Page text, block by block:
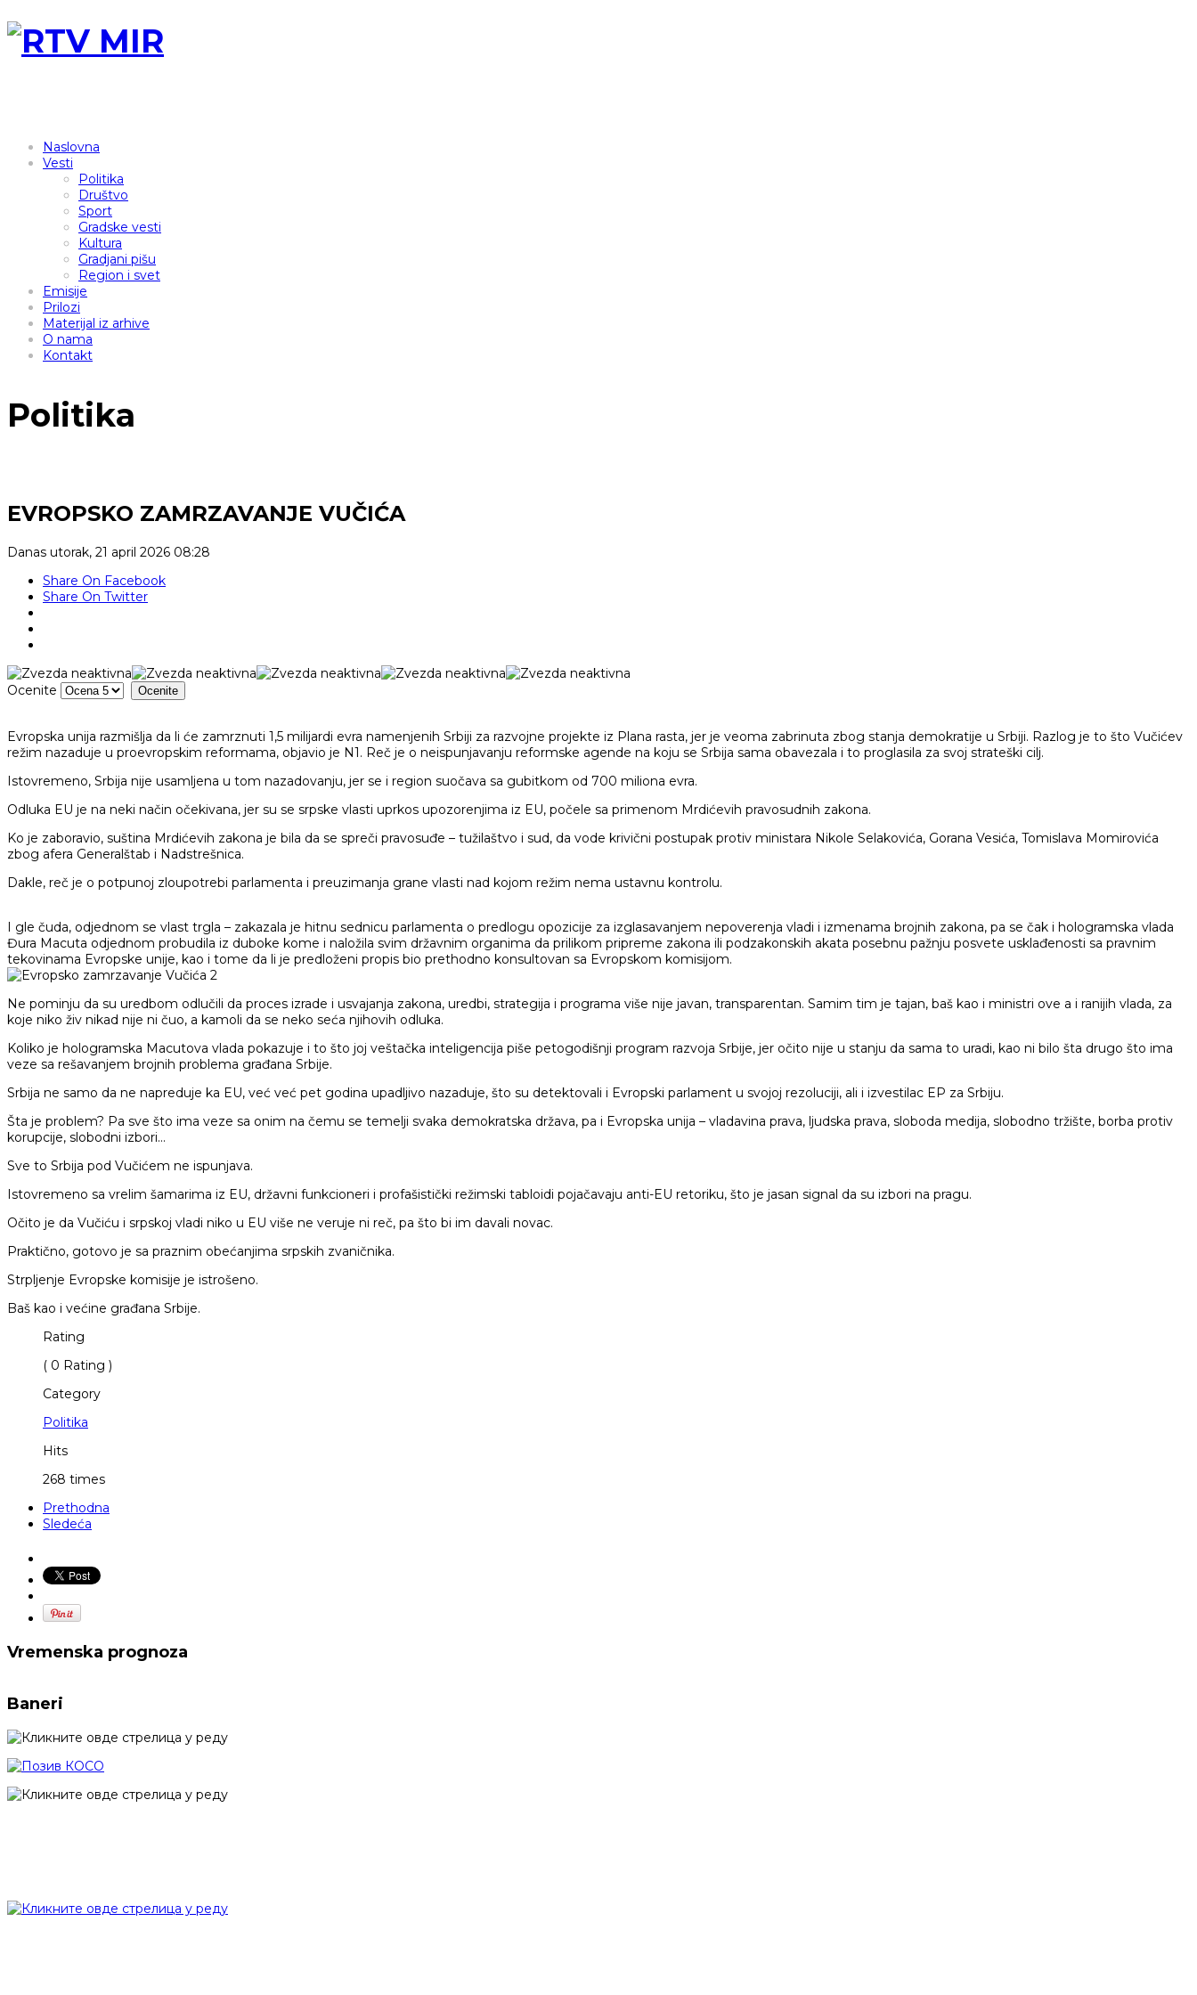
Naslovna
Vesti
Politika
Društvo
Sport
Gradske vesti
Kultura
Gradjani pišu
Region i svet
Emisije
Prilozi
Materijal iz arhive
O nama
Kontakt
Politika
EVROPSKO ZAMRZAVANJE VUČIĆA
Danas utorak, 21 april 2026 08:28
Share On Facebook
Share On Twitter
Ocenite
Evropska unija razmišlja da li će zamrznuti 1,5 milijardi evra namenjenih Srbiji za razvojne projekte iz Plana rasta, jer je veoma zabrinuta zbog stanja demokratije u Srbiji. Razlog je to što Vučićev
režim nazaduje u proevropskim reformama, objavio je N1. Reč je o neispunjavanju reformske agende na koju se Srbija sama obavezala i to proglasila za svoj strateški cilj.
Istovremeno, Srbija nije usamljena u tom nazadovanju, jer se i region suočava sa gubitkom od 700 miliona evra.
Odluka EU je na neki način očekivana, jer su se srpske vlasti uprkos upozorenjima iz EU, počele sa primenom Mrdićevih pravosudnih zakona.
Ko je zaboravio, suština Mrdićevih zakona je bila da se spreči pravosuđe – tužilaštvo i sud, da vode krivični postupak protiv ministara Nikole Selakovića, Gorana Vesića, Tomislava Momirovića
zbog afera Generalštab i Nadstrešnica.
Dakle, reč je o potpunoj zloupotrebi parlamenta i preuzimanja grane vlasti nad kojom režim nema ustavnu kontrolu.
I gle čuda, odjednom se vlast trgla – zakazala je hitnu sednicu parlamenta o predlogu opozicije za izglasavanjem nepoverenja vladi i izmenama brojnih zakona, pa se čak i hologramska vlada
Đura Macuta odjednom probudila iz duboke kome i naložila svim državnim organima da prilikom pripreme zakona ili podzakonskih akata posebnu pažnju posvete usklađenosti sa pravnim
tekovinama Evropske unije, kao i tome da li je predloženi propis bio prethodno konsultovan sa Evropskom komisijom.
Ne pominju da su uredbom odlučili da proces izrade i usvajanja zakona, uredbi, strategija i programa više nije javan, transparentan. Samim tim je tajan, baš kao i ministri ove a i ranijih vlada, za
koje niko živ nikad nije ni čuo, a kamoli da se neko seća njihovih odluka.
Koliko je hologramska Macutova vlada pokazuje i to što joj veštačka inteligencija piše petogodišnji program razvoja Srbije, jer očito nije u stanju da sama to uradi, kao ni bilo šta drugo što ima
veze sa rešavanjem brojnih problema građana Srbije.
Srbija ne samo da ne napreduje ka EU, već već pet godina upadljivo nazaduje, što su detektovali i Evropski parlament u svojoj rezoluciji, ali i izvestilac EP za Srbiju.
Šta je problem? Pa sve što ima veze sa onim na čemu se temelji svaka demokratska država, pa i Evropska unija – vladavina prava, ljudska prava, sloboda medija, slobodno tržište, borba protiv
korupcije, slobodni izbori…
Sve to Srbija pod Vučićem ne ispunjava.
Istovremeno sa vrelim šamarima iz EU, državni funkcioneri i profašistički režimski tabloidi pojačavaju anti-EU retoriku, što je jasan signal da su izbori na pragu.
Očito je da Vučiću i srpskoj vladi niko u EU više ne veruje ni reč, pa što bi im davali novac.
Praktično, gotovo je sa praznim obećanjima srpskih zvaničnika.
Strpljenje Evropske komisije je istrošeno.
Baš kao i većine građana Srbije.
Rating
( 0 Rating )
Category
Politika
Hits
268 times
Prethodna
Sledeća
Vremenska prognoza
Baneri